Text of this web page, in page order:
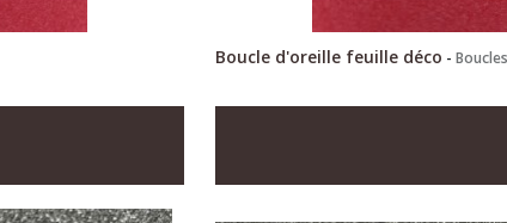
Boucle d'oreille feuille déco -